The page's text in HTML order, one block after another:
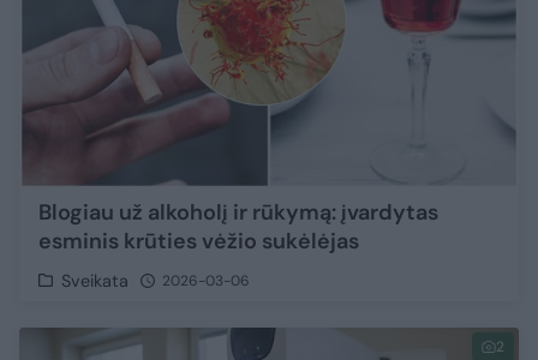
Blogiau už alkoholį ir rūkymą: įvardytas
esminis krūties vėžio sukėlėjas
Sveikata 2026-03-06
2